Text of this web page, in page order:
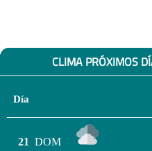
CLIMA PRÓXIMOS
Día
21 DOM